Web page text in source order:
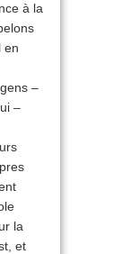
à la
en
–
–
la
et